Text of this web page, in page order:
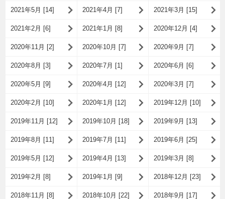
2021年5月 [14] 2021年4月 [7] 2021年3月 [15]
2021年2月 [6] 2021年1月 [8] 2020年12月 [4]
2020年11月 [2] 2020年10月 [7] 2020年9月 [7]
2020年8月 [3] 2020年7月 [1] 2020年6月 [6]
2020年5月 [9] 2020年4月 [12] 2020年3月 [7]
2020年2月 [10] 2020年1月 [12] 2019年12月 [10]
2019年11月 [12] 2019年10月 [18] 2019年9月 [13]
2019年8月 [11] 2019年7月 [11] 2019年6月 [25]
2019年5月 [12] 2019年4月 [13] 2019年3月 [8]
2019年2月 [8] 2019年1月 [9] 2018年12月 [23]
2018年11月 [8] 2018年10月 [22] 2018年9月 [17]